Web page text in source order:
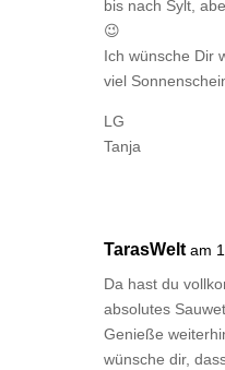
bis nach Sylt,
😉
Ich wünsche Dir
viel
LG
Tanja
TarasWelt am
Da hast du
absolutes
Genieße
wünsche dir,